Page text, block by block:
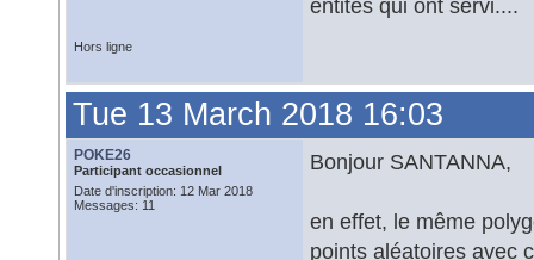
entités qui ont servi....
Hors ligne
Tue 13 March 2018 16:03
POKE26
Participant occasionnel
Date d'inscription: 12 Mar 2018
Messages: 11
Bonjour SANTANNA,
en effet, le même
points aléatoires avec